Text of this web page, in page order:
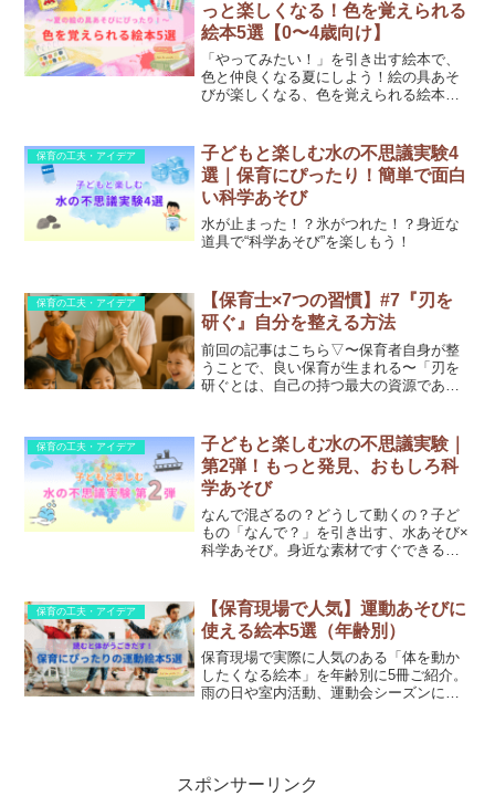
っと楽しくなる！色を覚えられる
絵本5選【0〜4歳向け】
「やってみたい！」を引き出す絵本で、
色と仲良くなる夏にしよう！絵の具あそ
びが楽しくなる、色を覚えられる絵本を
保育の工夫・アイデア
子どもと楽しむ水の不思議実験4
選｜保育にぴったり！簡単で面白
い科学あそび
水が止まった！？氷がつれた！？身近な
道具で“科学あそび”を楽しもう！
保育の工夫・アイデア
【保育士×7つの習慣】#7『刃を
研ぐ』自分を整える方法
前回の記事はこちら▽〜保育者自身が整
うことで、良い保育が生まれる〜「刃を
研ぐとは、自己の持つ最大の資源であ
ヴィー保育の現場は、毎日が忙しくてあ
っという間。子どもたちのた...
保育の工夫・アイデア
子どもと楽しむ水の不思議実験｜
第2弾！もっと発見、おもしろ科
学あそび
なんで混ざるの？どうして動くの？子ど
もの「なんで？」を引き出す、水あそび×
科学あそび。身近な素材ですぐできる、3
保育の工夫・アイデア
【保育現場で人気】運動あそびに
使える絵本5選（年齢別）
保育現場で実際に人気のある「体を動か
したくなる絵本」を年齢別に5冊ご紹介。
雨の日や室内活動、運動会シーズンにも
スポンサーリンク